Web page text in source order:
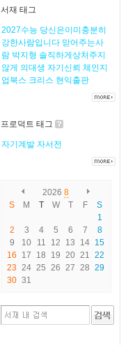
서재 태그
2027수능 당신은이미충분히
강한사람입니다 맏어주는사
람 박지형 솔직하게상처주지
않게 의대생 자기신뢰 체인지
업북스 크리스 현익출판
프로덕트 태그
자기계발 자서전
2026 8
S
M T W T F
S
1
2
3 4 5 6 7
8
9
10 11 12 13 14 15
16
17 18 19 20 21
22
23 24 25 26 27 28 29
30 31